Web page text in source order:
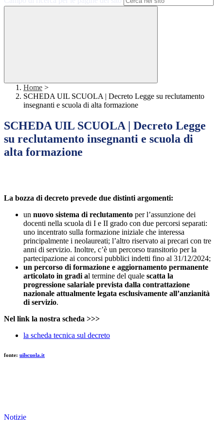
Home >
SCHEDA UIL SCUOLA | Decreto Legge su reclutamento
insegnanti e scuola di alta formazione
SCHEDA UIL SCUOLA | Decreto Legge
su reclutamento insegnanti e scuola di
alta formazione
La bozza di decreto prevede due distinti argomenti:
un nuovo sistema di reclutamento per l’assunzione dei
docenti nella scuola di I e II grado con due percorsi separati:
uno incentrato sulla formazione iniziale che interessa
principalmente i neolaureati; l’altro riservato ai precari con tre
anni di servizio. Inoltre, c’è un percorso transitorio per la
partecipazione ai concorsi pubblici indetti fino al 31/12/2024;
un percorso di formazione e aggiornamento permanente
articolato in gradi al termine del quale scatta la
progressione salariale prevista dalla contrattazione
nazionale attualmente legata esclusivamente all’anzianità
di servizio.
Nel link la nostra scheda >>>
la scheda tecnica sul decreto
fonte: uilscuola.it
Notizie